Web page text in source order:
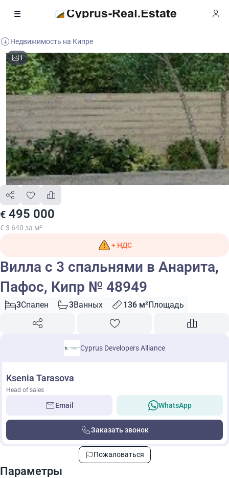
Недвижимость на Кипре
1
€ 495 000
€ 3 640 за м²
+ НДС
Вилла с 3 спальнями в Анарита,
Пафос, Кипр № 48949
3Спален 3Ванных 136 м²Площадь
Cyprus Developers Alliance
Ksenia Tarasova
Head of sales
Email WhatsApp
Заказать звонок
Пожаловаться
Параметры